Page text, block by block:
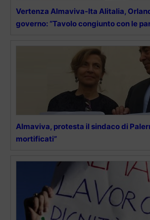
Vertenza Almaviva-Ita Alitalia,
governo: “Tavolo congiunto con le
Almaviva, protesta il sindaco di
mortificati”